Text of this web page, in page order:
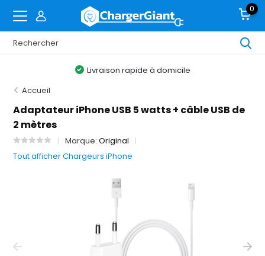
0
Livraison rapide à domicile
Accueil
Adaptateur iPhone USB 5 watts + câble USB de
2 mètres
Marque:Original
Tout afficher Chargeurs iPhone